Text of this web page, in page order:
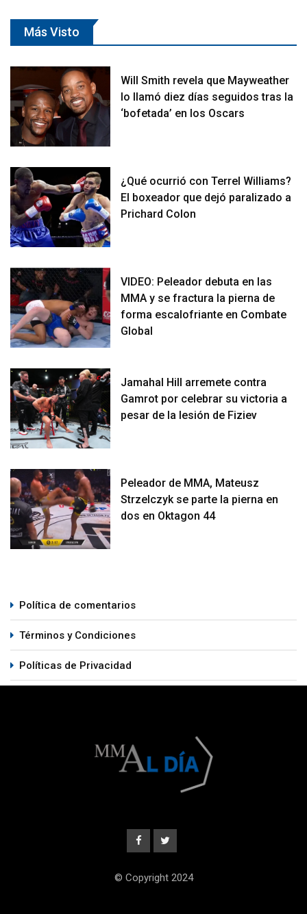
Más Visto
Will Smith revela que Mayweather
lo llamó diez días seguidos tras la
‘bofetada’ en los Oscars
¿Qué ocurrió con Terrel Williams?
El boxeador que dejó paralizado a
Prichard Colon
VIDEO: Peleador debuta en las
MMA y se fractura la pierna de
forma escalofriante en Combate
Global
Jamahal Hill arremete contra
Gamrot por celebrar su victoria a
pesar de la lesión de Fiziev
Peleador de MMA, Mateusz
Strzelczyk se parte la pierna en
dos en Oktagon 44
Política de comentarios
Términos y Condiciones
Políticas de Privacidad
© Copyright 2024